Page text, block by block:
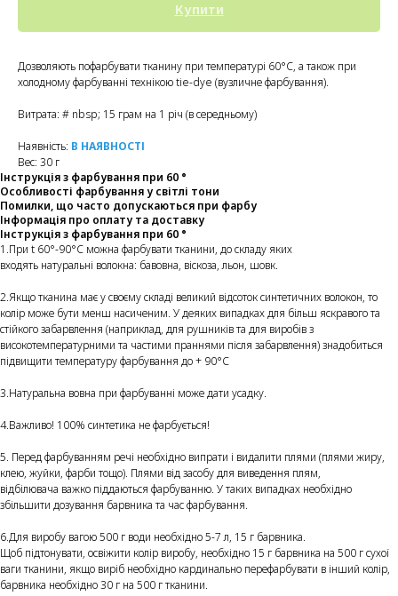
Купити
Дозволяють пофарбувати тканину при температурі 60°C, а також при
холодному фарбуванні технікою tie-dye (вузличне фарбування).
Витрата: # nbsp; 15 грам на 1 річ (в середньому)
Наявність: В НАЯВНОСТІ
Вес: 30 г
Інструкція з фарбування при 60 °
Особливості фарбування у світлі тони
Помилки, що часто допускаються при фарбу
Інформація про оплату та доставку
Інструкція з фарбування при 60 °
1.При t 60°-90°C можна фарбувати тканини, до складу яких
входять натуральні волокна: бавовна, віскоза, льон, шовк.
2.Якщо тканина має у своєму складі великий відсоток синтетичних волокон, то
колір може бути менш насиченим. У деяких випадках для більш яскравого та
стійкого забарвлення (наприклад, для рушників та для виробів з
високотемпературними та частими праннями після забарвлення) знадобиться
підвищити температуру фарбування до + 90°С
3.Натуральна вовна при фарбуванні може дати усадку.
4.Важливо! 100% синтетика не фарбується!
5. Перед фарбуванням речі необхідно випрати і видалити плями (плями жиру,
клею, жуйки, фарби тощо). Плями від засобу для виведення плям,
відбілювача важко піддаються фарбуванню. У таких випадках необхідно
збільшити дозування барвника та час фарбування.
6.Для виробу вагою 500 г води необхідно 5-7 л, 15 г барвника.
Щоб підтонувати, освіжити колір виробу, необхідно 15 г барвника на 500 г сухої
ваги тканини, якщо виріб необхідно кардинально перефарбувати в інший колір,
барвника необхідно 30 г на 500 г тканини.